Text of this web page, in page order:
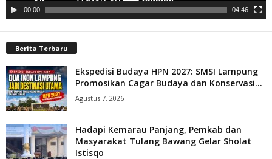
00:00 04:46
Berita Terbaru
Ekspedisi Budaya HPN 2027: SMSI Lampung
Promosikan Cagar Budaya dan Konservasi...
Agustus 7, 2026
Hadapi Kemarau Panjang, Pemkab dan
Masyarakat Tulang Bawang Gelar Sholat
Istisqo